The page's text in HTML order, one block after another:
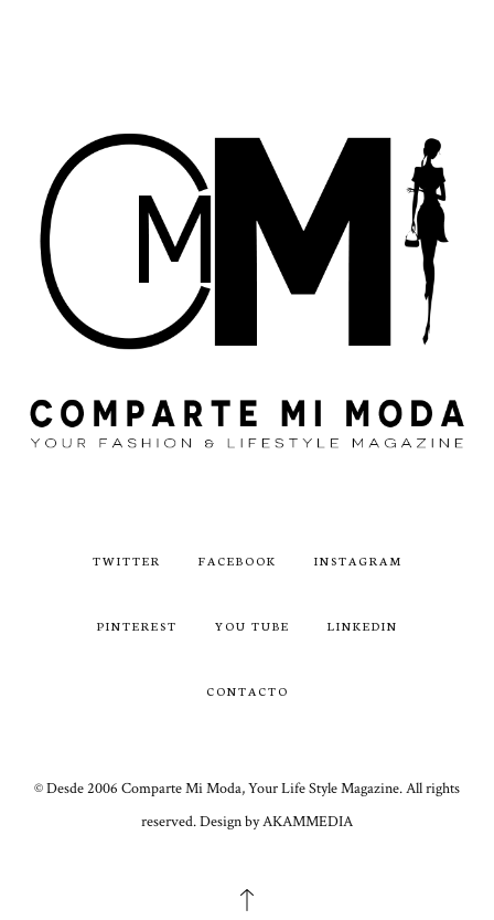
TWITTER FACEBOOK INSTAGRAM
PINTEREST YOU TUBE LINKEDIN
CONTACTO
© Desde 2006 Comparte Mi Moda, Your Life Style Magazine. All rights
reserved. Design by AKAMMEDIA